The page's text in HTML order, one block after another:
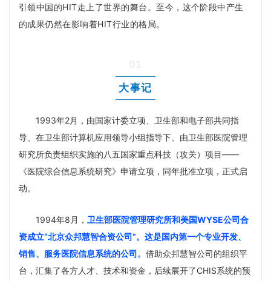
引领中国的HIT走上了世界的舞台。至今，这个阶段中产生
的成果仍然在影响着HIT行业的格局。
大事记
1993年2月，由国家计委立项、卫生部和电子部共同指
导、在卫生部计算机应用领导小组指导下、由卫生部医院管理
研究所负责组织实施的八五国家重点科技（攻关）项目——
《医院综合信息系统研究》申请立项，同年批准立项，正式启
动。
1994年8月， 卫生部医院管理研究所和美国WYSE公司合
资成立“北京众邦慧智合资公司”。这是国内第一个专业开发、
销售、服务医院信息系统的公司。 借助众邦慧智公司的组织平
台，汇集了各方人才、技术和资金，后续展开了CHIS系统的预